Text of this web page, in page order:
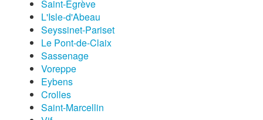
Saint-Égrève
L'Isle-d'Abeau
Seyssinet-Pariset
Le Pont-de-Claix
Sassenage
Voreppe
Eybens
Crolles
Saint-Marcellin